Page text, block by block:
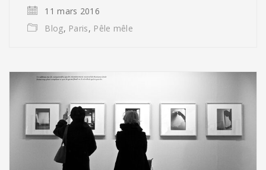
11 mars 2016
Blog, Paris, Pêle mêle